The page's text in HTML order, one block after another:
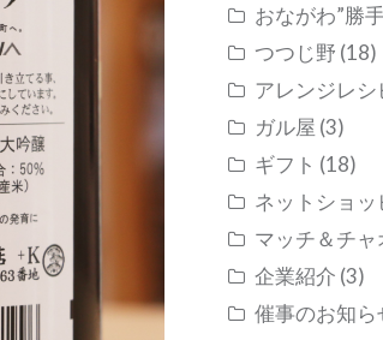
おながわ”勝
つつじ野 (18)
アレンジレシ
ガル屋 (3)
ギフト (18)
ネットショッ
マッチ＆チャ
企業紹介 (3)
催事のお知ら